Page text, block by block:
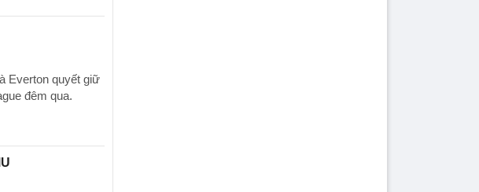
Everton quyết giữ
đêm qua.